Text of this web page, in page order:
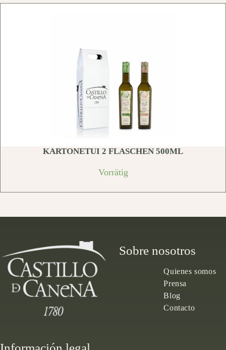
KARTONETUI 2 FLASCHEN 500ML
Vorrätig
Sobre nosotros
Quienes somos
Prensa
Blog
Contacto